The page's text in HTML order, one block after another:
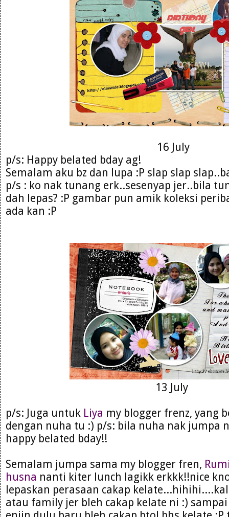
16 July
p/s: Happy belated bday ag!
Semalam aku bz dan lupa :P slap slap
p/s : ko nak tunang erk..sesenyap jer..bila
dah lepas? :P gambar pun amik koleksi
ada kan :P
13 July
p/s: Juga untuk Liya my blogger frenz, yang
dengan nuha tu :) p/s: bila nuha nak jumpa
happy belated bday!!
Semalam jumpa sama my blogger fren,
husna nanti kiter lunch lagikk erkkk!!nice
lepaskan perasaan cakap
atau family jer bleh cakap kelate ni :)